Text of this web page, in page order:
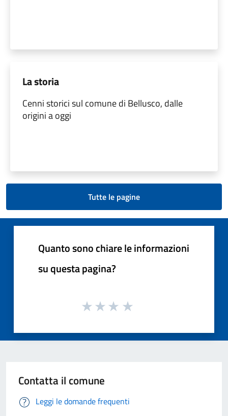
La storia
Cenni storici sul comune di Bellusco, dalle
origini a oggi
Tutte le pagine
Quanto sono chiare le informazioni
su questa pagina?
Contatta il comune
Leggi le domande frequenti